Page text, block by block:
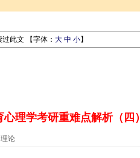
此文 【字体： 大 中 小】
理学考研重难点解析（四）
论